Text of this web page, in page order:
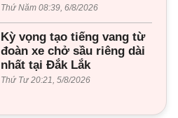
Thứ Năm 08:39, 6/8/2026
Kỳ vọng tạo tiếng vang từ
đoàn xe chở sầu riêng dài
nhất tại Đắk Lắk
Thứ Tư 20:21, 5/8/2026